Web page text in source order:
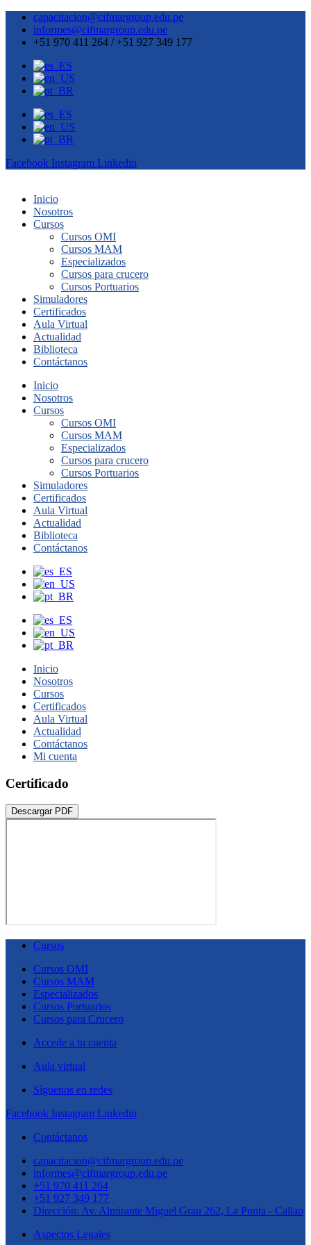
capacitacion@cifmargroup.edu.pe
informes@cifmargroup.edu.pe
+51 970 411 264 / +51 927 349 177
Facebook Instagram Linkedin
Inicio
Nosotros
Cursos
Cursos OMI
Cursos MAM
Especializados
Cursos para crucero
Cursos Portuarios
Simuladores
Certificados
Aula Virtual
Actualidad
Biblioteca
Contáctanos
Inicio
Nosotros
Cursos
Cursos OMI
Cursos MAM
Especializados
Cursos para crucero
Cursos Portuarios
Simuladores
Certificados
Aula Virtual
Actualidad
Biblioteca
Contáctanos
Inicio
Nosotros
Cursos
Certificados
Aula Virtual
Actualidad
Contáctanos
Mi cuenta
Certificado
Descargar PDF
Cursos
Cursos OMI
Cursos MAM
Especializados
Cursos Portuarios
Cursos para Crucero
Accede a tu cuenta
Aula virtual
Síguenos en redes
Facebook Instagram Linkedin
Contáctanos
capacitacion@cifmargroup.edu.pe
informes@cifmargroup.edu.pe
+51 970 411 264
+51 927 349 177
Dirección: Av. Almirante Miguel Grau 262, La Punta - Callao
Aspectos Legales